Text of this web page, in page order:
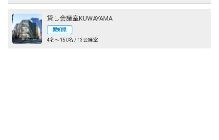
貸し会議室KUWAYAMA
愛知県
4名〜150名 / 13会議室